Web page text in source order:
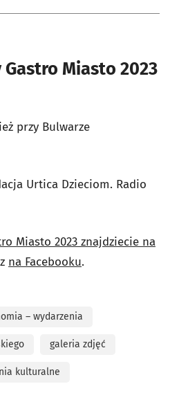
Miasto 2023
przy Bulwarze
Urtica Dzieciom. Radio
Miasto 2023 znajdziecie na
na Facebooku.
– wydarzenia
galeria zdjęć
kulturalne